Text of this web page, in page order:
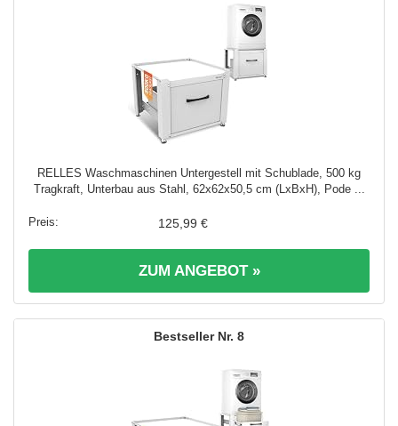
RELLES Waschmaschinen Untergestell mit Schublade, 500 kg
Tragkraft, Unterbau aus Stahl, 62x62x50,5 cm (LxBxH), Pode ...
125,99 €
ZUM ANGEBOT »
8